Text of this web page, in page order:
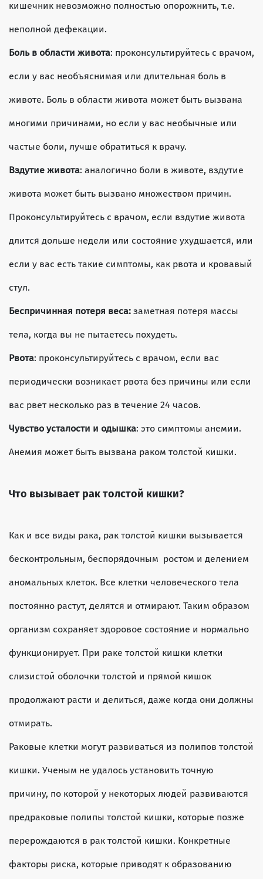
кишечник невозможно полностью опорожнить, т.е.
неполной дефекации.
Боль в области живота: проконсультируйтесь с врачом,
если у вас необъяснимая или длительная боль в
животе. Боль в области живота может быть вызвана
многими причинами, но если у вас необычные или
частые боли, лучше обратиться к врачу.
Вздутие живота: аналогично боли в животе, вздутие
живота может быть вызвано множеством причин.
Проконсультируйтесь с врачом, если вздутие живота
длится дольше недели или состояние ухудшается, или
если у вас есть такие симптомы, как рвота и кровавый
стул.
Беспричинная потеря веса: заметная потеря массы
тела, когда вы не пытаетесь похудеть.
Рвота: проконсультируйтесь с врачом, если вас
периодически возникает рвота без причины или если
вас рвет несколько раз в течение 24 часов.
Чувство усталости и одышка: это симптомы анемии.
Анемия может быть вызвана раком толстой кишки.
Что вызывает рак толстой кишки?
Как и все виды рака, рак толстой кишки вызывается
бесконтрольным, беспорядочным ростом и делением
аномальных клеток. Все клетки человеческого тела
постоянно растут, делятся и отмирают. Таким образом
организм сохраняет здоровое состояние и нормально
функционирует. При раке толстой кишки клетки
слизистой оболочки толстой и прямой кишок
продолжают расти и делиться, даже когда они должны
отмирать.
Раковые клетки могут развиваться из полипов толстой
кишки. Ученым не удалось установить точную
причину, по которой у некоторых людей развиваются
предраковые полипы толстой кишки, которые позже
перерождаются в рак толстой кишки. Конкретные
факторы риска, которые приводят к образованию